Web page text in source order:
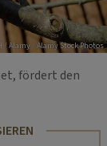
Alamy / Alamy Stock Photos
fördert den